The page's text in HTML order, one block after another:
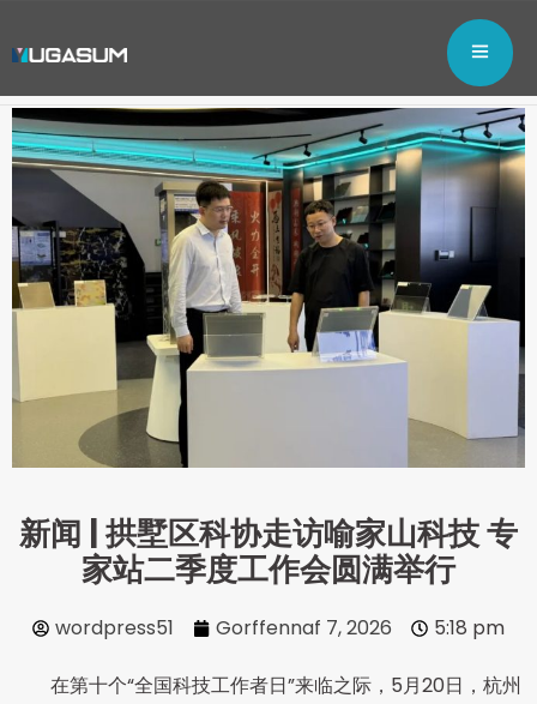
新闻 | 拱墅区科协走访喻家山科技 专
家站二季度工作会圆满举行
wordpress51 Gorffennaf 7, 2026 5:18 pm
在第十个“全国科技工作者日”来临之际，5月20日，杭州